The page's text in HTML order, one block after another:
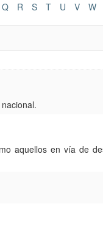
Q R S T U V W
aquellos en vía de